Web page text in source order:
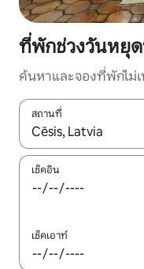
ที่พักช่วงวันหยุ
ค้นหาและจองที่พักไม่เ
สถานที่
ใช้ลูกศรขึ้นลง หรือใช้ก
เช็คอิน
เช็คเอาท์